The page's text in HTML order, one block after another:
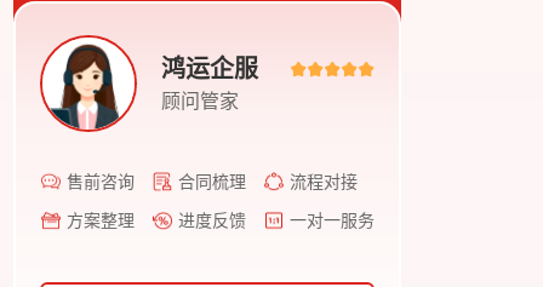
鸿运企服
顾问管家
售前咨询 合同梳理
流程对接
方案整理
进度反馈 一对一服务